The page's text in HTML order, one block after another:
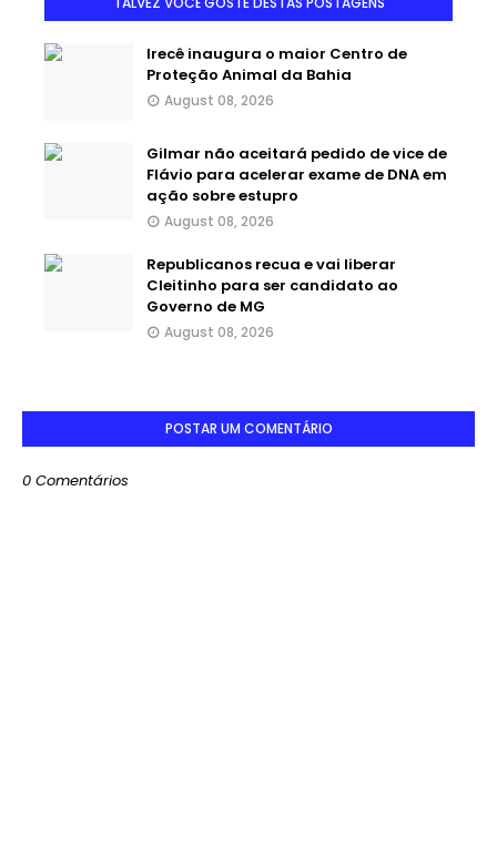
Irecê inaugura o maior Centro de
Proteção Animal da Bahia
August 08, 2026
Gilmar não aceitará pedido de vice de
Flávio para acelerar exame de DNA em
ação sobre estupro
August 08, 2026
Republicanos recua e vai liberar
Cleitinho para ser candidato ao
Governo de MG
August 08, 2026
POSTAR UM COMENTÁRIO
0 Comentários